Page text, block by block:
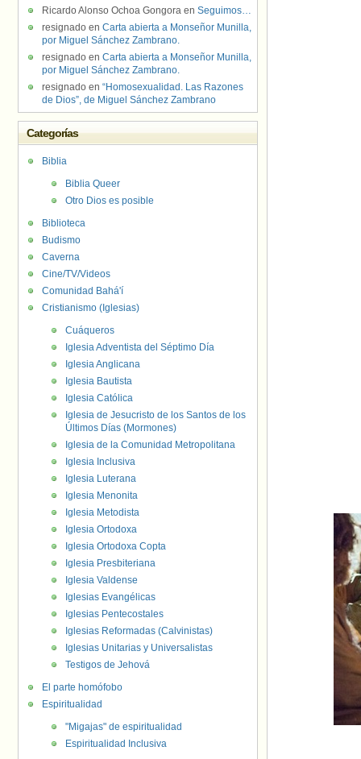
Ricardo Alonso Ochoa Gongora en Seguimos…
resignado en Carta abierta a Monseñor Munilla,
por Miguel Sánchez Zambrano.
resignado en Carta abierta a Monseñor Munilla,
por Miguel Sánchez Zambrano.
resignado en “Homosexualidad. Las Razones
de Dios”, de Miguel Sánchez Zambrano
Categorías
Biblia
Biblia Queer
Otro Dios es posible
Biblioteca
Budismo
Caverna
Cine/TV/Videos
Comunidad Bahá'í
Cristianismo (Iglesias)
Cuáqueros
Iglesia Adventista del Séptimo Día
Iglesia Anglicana
Iglesia Bautista
Iglesia Católica
Iglesia de Jesucristo de los Santos de los
Últimos Días (Mormones)
Iglesia de la Comunidad Metropolitana
Iglesia Inclusiva
Iglesia Luterana
Iglesia Menonita
Iglesia Metodista
Iglesia Ortodoxa
Iglesia Ortodoxa Copta
Iglesia Presbiteriana
Iglesia Valdense
Iglesias Evangélicas
Iglesias Pentecostales
Iglesias Reformadas (Calvinistas)
Iglesias Unitarias y Universalistas
Testigos de Jehová
El parte homófobo
Espiritualidad
"Migajas" de espiritualidad
Espiritualidad Inclusiva